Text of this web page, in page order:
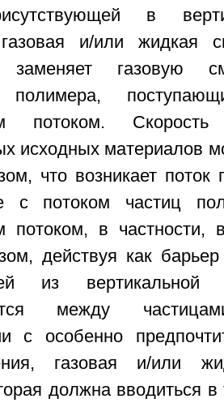
в
и/или жидкая
заменяет газовую
полимера,
потоком. Скорость
исходных материалов
что возникает поток
с потоком частиц
потоком, в частности,
действуя как
из вертикальной
между
с особенно
газовая и/или
должна вводиться